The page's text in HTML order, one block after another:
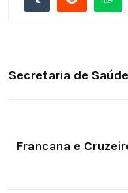
Secretaria de
Francana e